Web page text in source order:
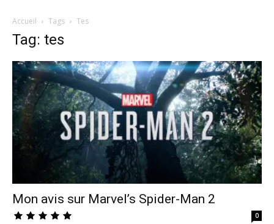
Accueil Tags Tes
Tag: tes
Mon avis sur Marvel’s Spider-Man 2
0